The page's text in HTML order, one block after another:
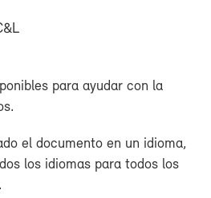
pa­ra ayu­dar con la
el do­cu­men­to en un idio­ma,
los idio­mas pa­ra to­dos los